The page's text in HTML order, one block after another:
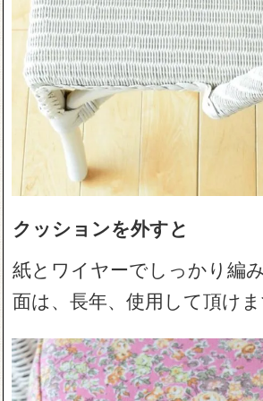
クッションを外すと
紙とワイヤーでしっかり編
面は、長年、使用して頂けま